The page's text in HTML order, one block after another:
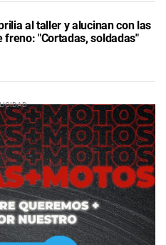
al taller y alucinan con las
freno: "Cortadas, soldadas"